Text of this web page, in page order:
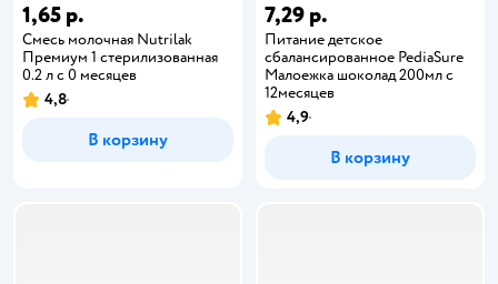
1,65 р.
Смесь молочная Nutrilak
Премиум 1 стерилизованная
0.2 л с 0 месяцев
4,8
В корзину
7,29 р.
Питание детское
сбалансированное PediaSure
Малоежка шоколад 200мл с
12месяцев
4,9
В корзину